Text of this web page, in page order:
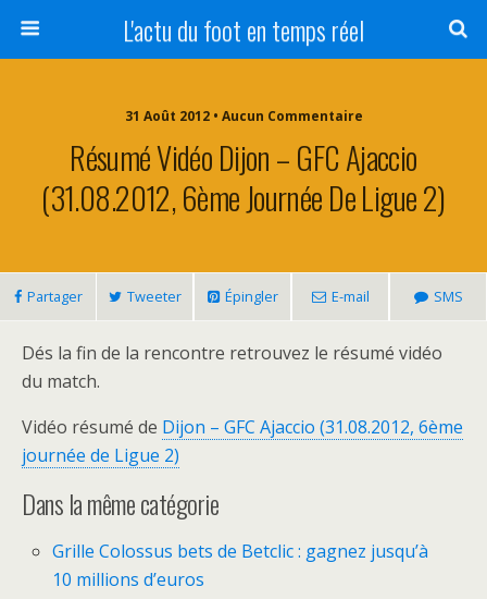
L'actu du foot en temps réel
31 Août 2012 • Aucun Commentaire
Résumé Vidéo Dijon – GFC Ajaccio
(31.08.2012, 6ème Journée De Ligue 2)
Partager Tweeter Épingler E-mail SMS
Dés la fin de la rencontre retrouvez le résumé vidéo
du match.
Vidéo résumé de Dijon – GFC Ajaccio (31.08.2012, 6ème
journée de Ligue 2)
Dans la même catégorie
Grille Colossus bets de Betclic : gagnez jusqu’à
10 millions d’euros